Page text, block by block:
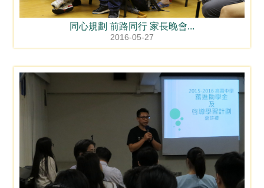
同心規劃 前路同行 家長晚會...
2016-05-27